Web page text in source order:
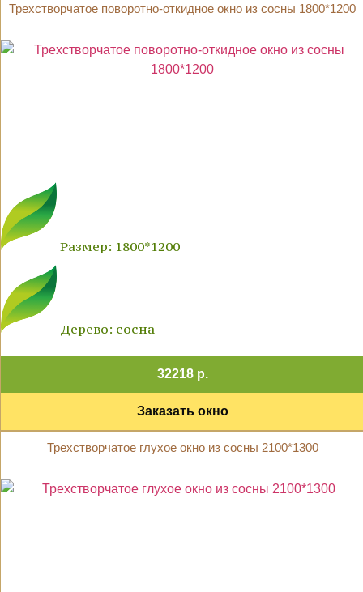
Трехстворчатое поворотно-откидное окно из сосны 1800*1200
Размер: 1800*1200
Дерево: сосна
32218 р.
Заказать окно
Трехстворчатое глухое окно из сосны 2100*1300